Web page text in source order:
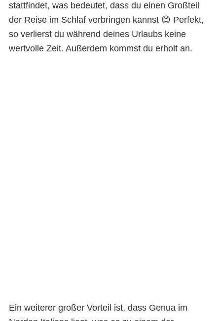
stattfindet, was bedeutet, dass du einen Großteil
der Reise im Schlaf verbringen kannst 😊 Perfekt,
so verlierst du während deines Urlaubs keine
wertvolle Zeit. Außerdem kommst du erholt an.
Ein weiterer großer Vorteil ist, dass Genua im